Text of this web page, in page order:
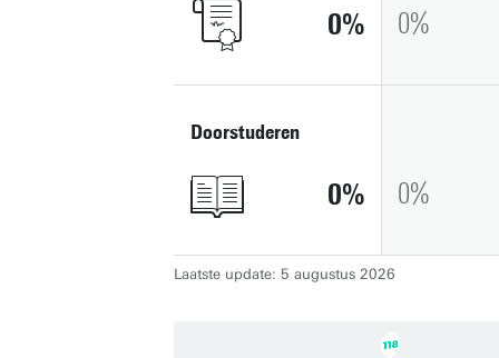
0 0
Doorstuderen
0 0
Laatste update: 5 augustus 2026